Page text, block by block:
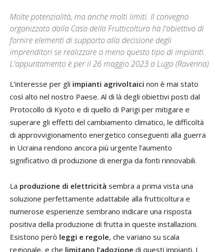
Molte potenzialità, ma anche molti limiti. Il convegno
organizzato dalla Casa della Frutticoltura ha l'obiettivo di
fornire elementi di supporto alla decisione degli
imprenditori se realizzare o meno questo tipo di impianti.
L'appuntamento è per il 26 maggio 2023 a Lugo (Ravenna)
L’interesse per gli impianti agrivoltaici non è mai stato
così alto nel nostro Paese. Al di là degli obiettivi posti dal
Protocollo di Kyoto e di quello di Parigi per mitigare e
superare gli effetti del cambiamento climatico, le difficoltà
di approvvigionamento energetico conseguenti alla guerra
in Ucraina rendono ancora più urgente l’aumento
significativo di produzione di energia da fonti rinnovabili.
La produzione di elettricità sembra a prima vista una
soluzione perfettamente adattabile alla frutticoltura e
numerose esperienze sembrano indicare una risposta
positiva della produzione di frutta in queste installazioni.
Esistono però leggi e regole, che variano su scala
regionale, e che limitano l’adozione di questi impianti. I